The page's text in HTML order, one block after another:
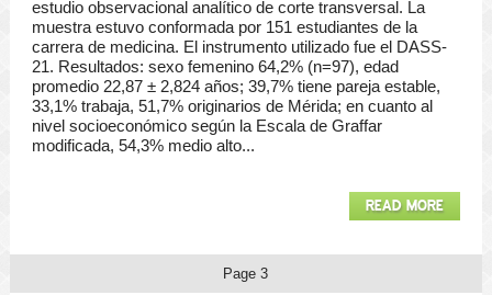
estudio observacional analítico de corte transversal. La
muestra estuvo conformada por 151 estudiantes de la
carrera de medicina. El instrumento utilizado fue el DASS-
21. Resultados: sexo femenino 64,2% (n=97), edad
promedio 22,87 ± 2,824 años; 39,7% tiene pareja estable,
33,1% trabaja, 51,7% originarios de Mérida; en cuanto al
nivel socioeconómico según la Escala de Graffar
modificada, 54,3% medio alto...
READ MORE
Page 3